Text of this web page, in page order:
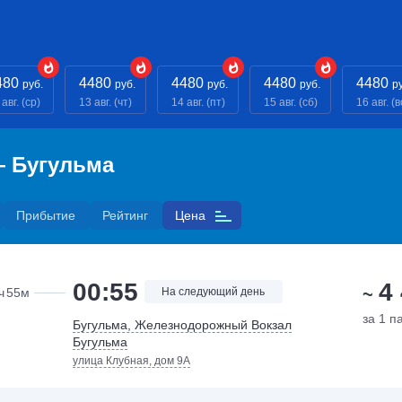
руб.
(ср)
4480 руб.
13 авг. (чт)
4480 руб.
14 авг. (пт)
4480 руб.
15 авг. (сб)
4480
16 авг.
Бугульма
Прибытие Рейтинг Цена
55м 00:55 На следующий день ~ 4
за 1
Бугульма, Железнодорожный Вокзал
Бугульма
улица Клубная, дом 9А